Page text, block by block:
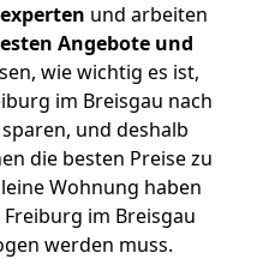
und arbeiten
Angebote und
wie wichtig es ist,
im Breisgau nach
und deshalb
die besten Preise zu
Wohnung haben
im Breisgau
werden muss.